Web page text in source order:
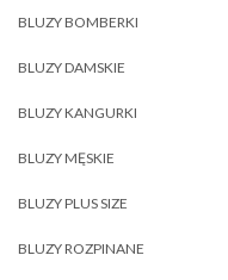
BLUZY BOMBERKI
BLUZY DAMSKIE
BLUZY KANGURKI
BLUZY MĘSKIE
BLUZY PLUS SIZE
BLUZY ROZPINANE